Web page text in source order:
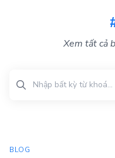
Xem tất cả
BLOG